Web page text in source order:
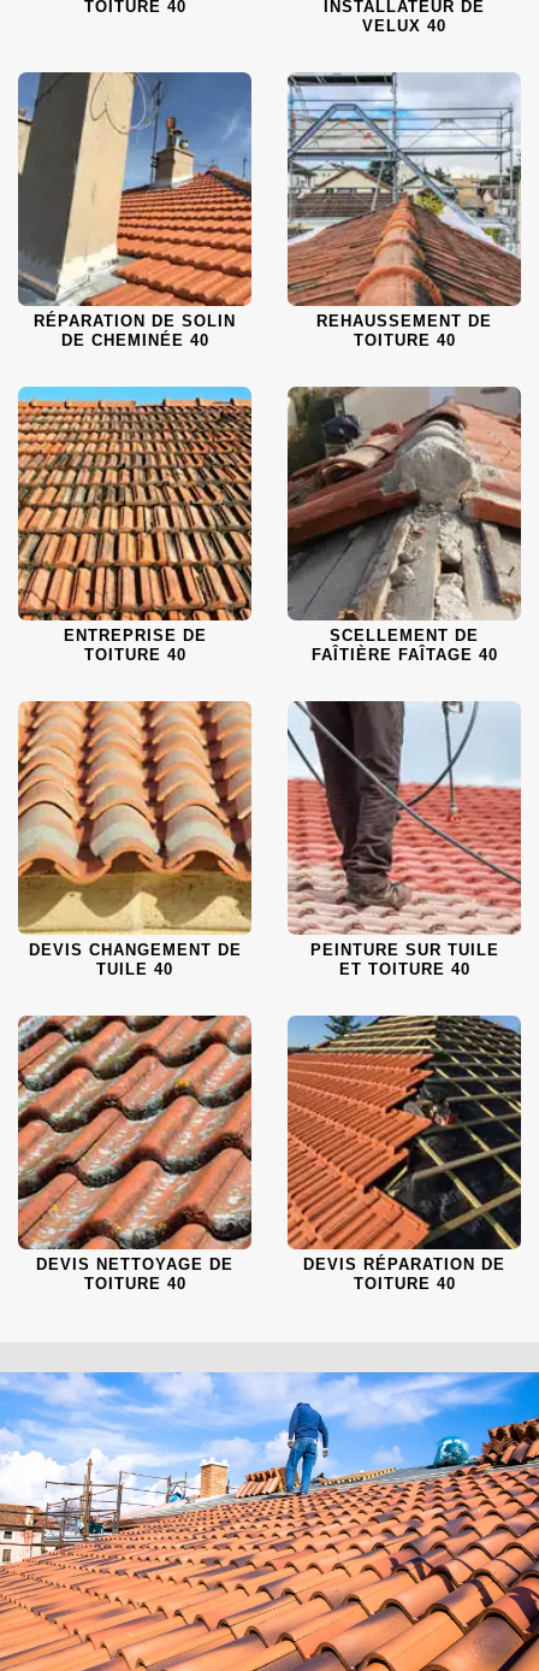
TOITURE 40
INSTALLATEUR DE
VELUX 40
RÉPARATION DE SOLIN
DE CHEMINÉE 40
REHAUSSEMENT DE
TOITURE 40
ENTREPRISE DE
TOITURE 40
SCELLEMENT DE
FAÎTIÈRE FAÎTAGE 40
DEVIS CHANGEMENT DE
TUILE 40
PEINTURE SUR TUILE
ET TOITURE 40
DEVIS NETTOYAGE DE
TOITURE 40
DEVIS RÉPARATION DE
TOITURE 40